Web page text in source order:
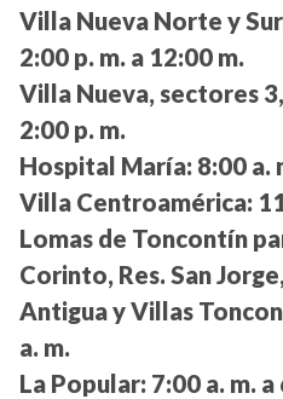
Villa Nueva Norte y
2:00 p. m. a 12:00 m.
Villa Nueva, sectores
2:00 p. m.
Hospital María: 8:00 a.
Villa Centroamérica:
Lomas de Toncontín
Corinto, Res. San
Antigua y Villas
a. m.
La Popular: 7:00 a. m. a